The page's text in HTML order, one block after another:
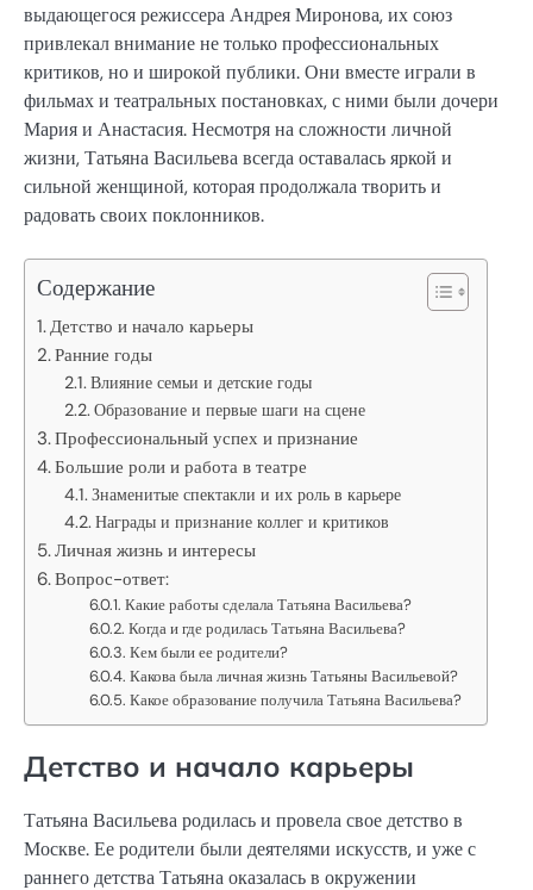
выдающегося режиссера Андрея Миронова, их союз
привлекал внимание не только профессиональных
критиков, но и широкой публики. Они вместе играли в
фильмах и театральных постановках, с ними были дочери
Мария и Анастасия. Несмотря на сложности личной
жизни, Татьяна Васильева всегда оставалась яркой и
сильной женщиной, которая продолжала творить и
радовать своих поклонников.
Содержание
Детство и начало карьеры
Ранние годы
Влияние семьи и детские годы
Образование и первые шаги на сцене
Профессиональный успех и признание
Большие роли и работа в театре
Знаменитые спектакли и их роль в карьере
Награды и признание коллег и критиков
Личная жизнь и интересы
Вопрос-ответ:
Какие работы сделала Татьяна Васильева?
Когда и где родилась Татьяна Васильева?
Кем были ее родители?
Какова была личная жизнь Татьяны Васильевой?
Какое образование получила Татьяна Васильева?
Детство и начало карьеры
Татьяна Васильева родилась и провела свое детство в
Москве. Ее родители были деятелями искусств, и уже с
раннего детства Татьяна оказалась в окружении